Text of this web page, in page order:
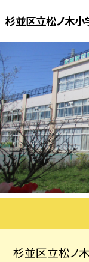
杉並区立松ノ木小
杉並区立松ノ